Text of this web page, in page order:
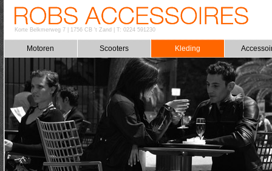
Korte Belkmerweg 7| 1756 CB 't Zand T: 0224 591230
Motoren Scooters Kleding